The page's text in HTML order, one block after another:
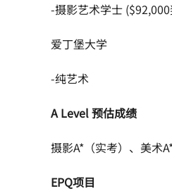
-摄影艺术学士
爱丁堡大学
-纯艺术
A Level 预估成绩
摄影A*（实考）、美术
EPQ项目